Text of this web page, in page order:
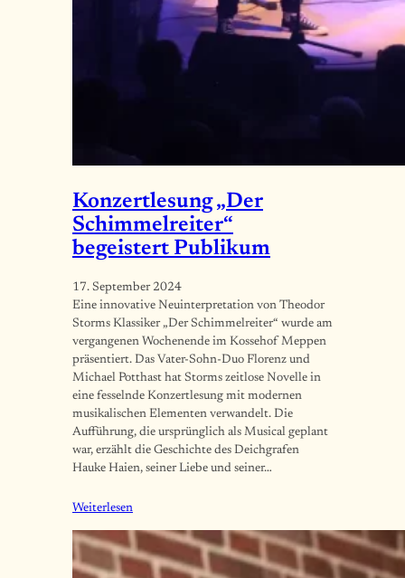
Konzertlesung „Der
Schimmelreiter“
begeistert Publikum
17. September 2024
Eine innovative Neuinterpretation von Theodor
Storms Klassiker „Der Schimmelreiter“ wurde am
vergangenen Wochenende im Kossehof Meppen
präsentiert. Das Vater-Sohn-Duo Florenz und
Michael Potthast hat Storms zeitlose Novelle in
eine fesselnde Konzertlesung mit modernen
musikalischen Elementen verwandelt. Die
Aufführung, die ursprünglich als Musical geplant
war, erzählt die Geschichte des Deichgrafen
Hauke Haien, seiner Liebe und seiner…
Weiterlesen